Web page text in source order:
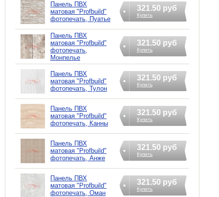
Панель ПВХ
матовая "Profbuild"
фотопечать, Пуатье
321.50 руб
Купить
Панель ПВХ
матовая "Profbuild"
фотопечать,
Монпелье
321.50 руб
Купить
Панель ПВХ
матовая "Profbuild"
фотопечать, Тулон
321.50 руб
Купить
Панель ПВХ
матовая "Profbuild"
фотопечать, Канны
321.50 руб
Купить
Панель ПВХ
матовая "Profbuild"
фотопечать, Анже
321.50 руб
Купить
Панель ПВХ
матовая "Profbuild"
фотопечать, Оман
321.50 руб
Купить